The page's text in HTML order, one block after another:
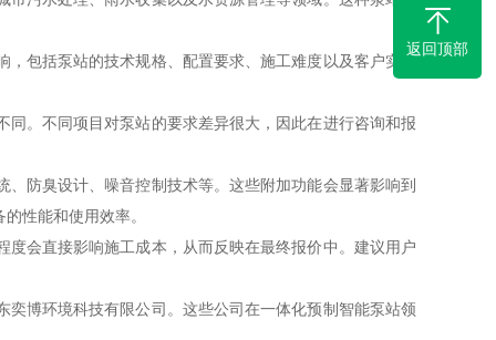
包括泵站的技术规格、配置要求、施工难度以及客户实际
。不同项目对泵站的要求差异很大，因此在进行咨询和报
防臭设计、噪音控制技术等。这些附加功能会显著影响到
性能和使用效率。
会直接影响施工成本，从而反映在最终报价中。建议用户
博环境科技有限公司。这些公司在一体化预制智能泵站领
返回顶部